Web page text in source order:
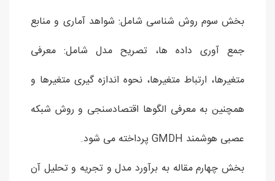
بخش سوم روش شناسی شامل: شواهد آماری و منابع
جمع آوری داده ها، تصریح مدل شامل: معرفی
متغیرها، ارتباط متغیرها، نحوه اندازه گیری متغیرها و
همچنین به معرفی الگوها اقتصادسنجی و روش شبکه
عصبی هوشمند GMDH پرداخته می شود.
بخش چهارم مقاله به برآورد مدل و تجریه و تحلیل آن